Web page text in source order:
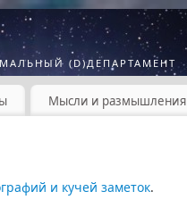
(D)ДЕПАРТАМЕНТ
Мысли и размышления
и кучей заметок.